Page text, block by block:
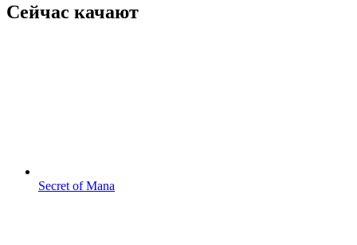
Сейчас качают
Secret of Mana